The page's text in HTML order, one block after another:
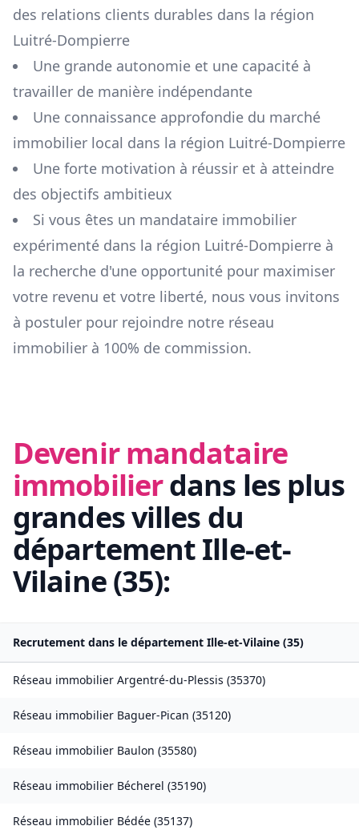
des relations clients durables dans la région
Luitré-Dompierre
Une grande autonomie et une capacité à
travailler de manière indépendante
Une connaissance approfondie du marché
immobilier local dans la région Luitré-Dompierre
Une forte motivation à réussir et à atteindre
des objectifs ambitieux
Si vous êtes un mandataire immobilier
expérimenté dans la région Luitré-Dompierre à
la recherche d'une opportunité pour maximiser
votre revenu et votre liberté, nous vous invitons
à postuler pour rejoindre notre réseau
immobilier à 100% de commission.
Devenir mandataire
immobilierdans les plus
grandes villes du
départementIlle-et-
Vilaine(35):
Recrutement dans le département Ille-et-Vilaine (35)
Réseau immobilier Argentré-du-Plessis (35370)
Réseau immobilier Baguer-Pican (35120)
Réseau immobilier Baulon (35580)
Réseau immobilier Bécherel (35190)
Réseau immobilier Bédée (35137)